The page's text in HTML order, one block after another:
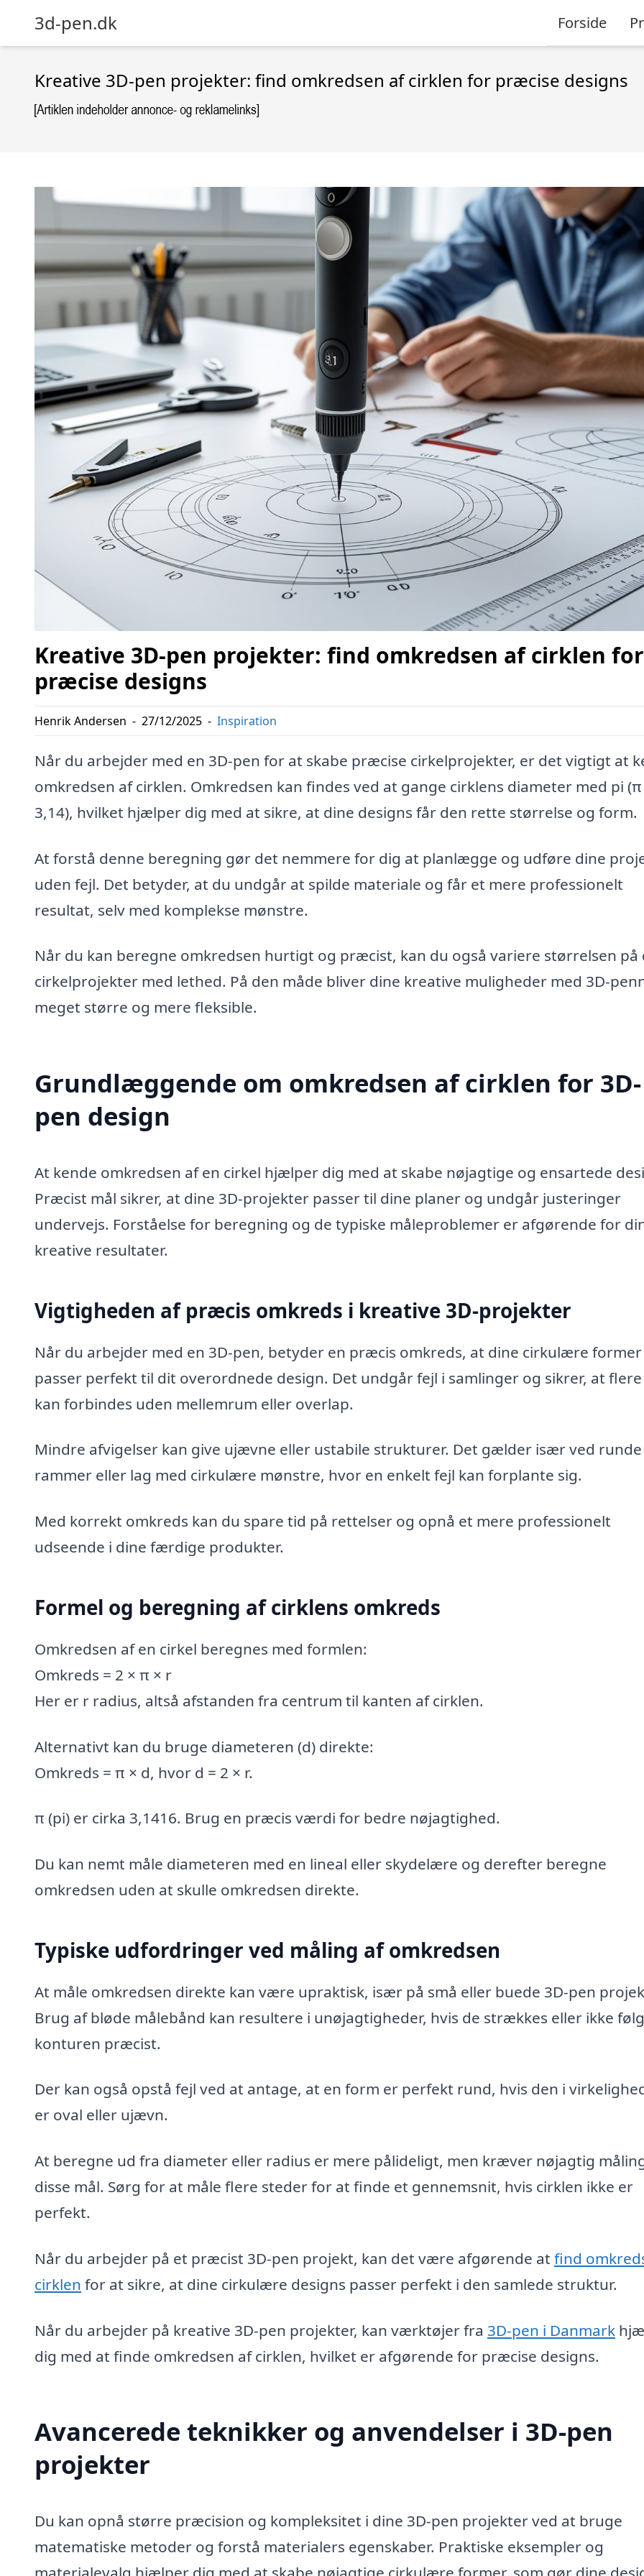
3d-pen.dk Forside
Kreative 3D-pen projekter: find omkredsen af cirklen for præcise designs
Kreative 3D-pen projekter: find omkredsen af cirklen for
præcise designs
Henrik Andersen - 27/12/2025 - Inspiration
Når du arbejder med en 3D-pen for at skabe præcise cirkelprojekter, er det vigtigt at
omkredsen af cirklen. Omkredsen kan findes ved at gange cirklens diameter med pi
3,14), hvilket hjælper dig med at sikre, at dine designs får den rette størrelse og form.
At forstå denne beregning gør det nemmere for dig at planlægge og udføre dine
uden fejl. Det betyder, at du undgår at spilde materiale og får et mere professionelt
resultat, selv med komplekse mønstre.
Når du kan beregne omkredsen hurtigt og præcist, kan du også variere størrelsen på
cirkelprojekter med lethed. På den måde bliver dine kreative muligheder med 3D-
meget større og mere fleksible.
Grundlæggende om omkredsen af cirklen for 3D-
pen design
At kende omkredsen af en cirkel hjælper dig med at skabe nøjagtige og ensartede
Præcist mål sikrer, at dine 3D-projekter passer til dine planer og undgår justeringer
undervejs. Forståelse for beregning og de typiske måleproblemer er afgørende for
kreative resultater.
Vigtigheden af præcis omkreds i kreative 3D-projekter
Når du arbejder med en 3D-pen, betyder en præcis omkreds, at dine cirkulære former
passer perfekt til dit overordnede design. Det undgår fejl i samlinger og sikrer, at
kan forbindes uden mellemrum eller overlap.
Mindre afvigelser kan give ujævne eller ustabile strukturer. Det gælder især ved runde
rammer eller lag med cirkulære mønstre, hvor en enkelt fejl kan forplante sig.
Med korrekt omkreds kan du spare tid på rettelser og opnå et mere professionelt
udseende i dine færdige produkter.
Formel og beregning af cirklens omkreds
Omkredsen af en cirkel beregnes med formlen:
Omkreds = 2 × π × r
Her er r radius, altså afstanden fra centrum til kanten af cirklen.
Alternativt kan du bruge diameteren (d) direkte:
Omkreds = π × d, hvor d = 2 × r.
π (pi) er cirka 3,1416. Brug en præcis værdi for bedre nøjagtighed.
Du kan nemt måle diameteren med en lineal eller skydelære og derefter beregne
omkredsen uden at skulle omkredsen direkte.
Typiske udfordringer ved måling af omkredsen
At måle omkredsen direkte kan være upraktisk, især på små eller buede 3D-pen
Brug af bløde målebånd kan resultere i unøjagtigheder, hvis de strækkes eller ikke
konturen præcist.
Der kan også opstå fejl ved at antage, at en form er perfekt rund, hvis den i
er oval eller ujævn.
At beregne ud fra diameter eller radius er mere pålideligt, men kræver nøjagtig
disse mål. Sørg for at måle flere steder for at finde et gennemsnit, hvis cirklen ikke er
perfekt.
Når du arbejder på et præcist 3D-pen projekt, kan det være afgørende at find
cirklen for at sikre, at dine cirkulære designs passer perfekt i den samlede struktur.
Når du arbejder på kreative 3D-pen projekter, kan værktøjer fra 3D-pen i Danmark
dig med at finde omkredsen af cirklen, hvilket er afgørende for præcise designs.
Avancerede teknikker og anvendelser i 3D-pen
projekter
Du kan opnå større præcision og kompleksitet i dine 3D-pen projekter ved at bruge
matematiske metoder og forstå materialers egenskaber. Praktiske eksempler og